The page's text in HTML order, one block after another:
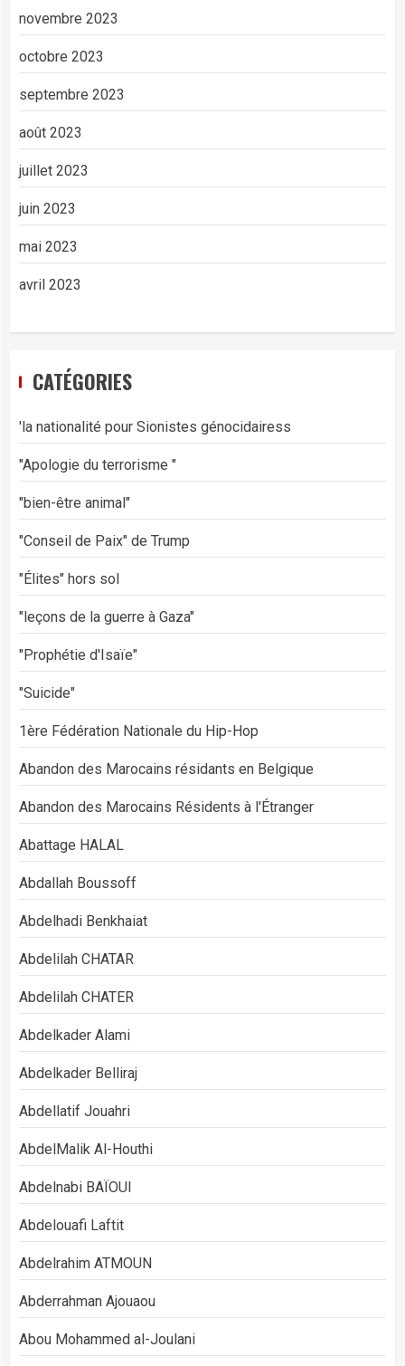
novembre 2023
octobre 2023
septembre 2023
août 2023
juillet 2023
juin 2023
mai 2023
avril 2023
CATÉGORIES
'la nationalité pour Sionistes génocidairess
"Apologie du terrorisme "
"bien-être animal"
"Conseil de Paix" de Trump
"Élites" hors sol
"leçons de la guerre à Gaza"
"Prophétie d'Isaïe"
"Suicide"
1ère Fédération Nationale du Hip-Hop
Abandon des Marocains résidants en Belgique
Abandon des Marocains Résidents à l'Étranger
Abattage HALAL
Abdallah Boussoff
Abdelhadi Benkhaiat
Abdelilah CHATAR
Abdelilah CHATER
Abdelkader Alami
Abdelkader Belliraj
Abdellatif Jouahri
AbdelMalik Al-Houthi
Abdelnabi BAÏOUI
Abdelouafi Laftit
Abdelrahim ATMOUN
Abderrahman Ajouaou
Abou Mohammed al-Joulani